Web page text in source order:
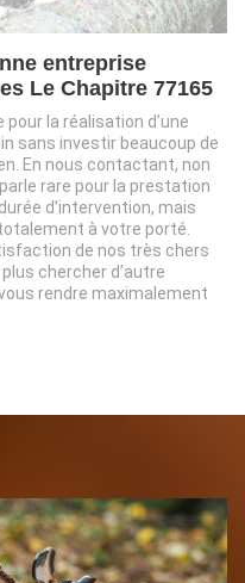
entreprise
Le Chapitre 77165
la réalisation d’une
sans investir beaucoup de
En nous contactant, non
rare pour la prestation
d’intervention, mais
à votre porté.
de nos très chers
chercher d’autre
rendre maximalement